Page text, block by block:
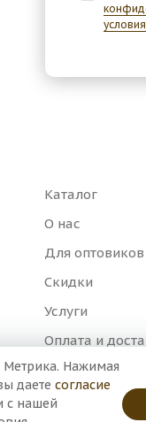
Каталог
О нас
Для оптовиков
Скидки
Услуги
Оплата и
Контакты
Метрика. Нажимая
даете согласие
с нашей